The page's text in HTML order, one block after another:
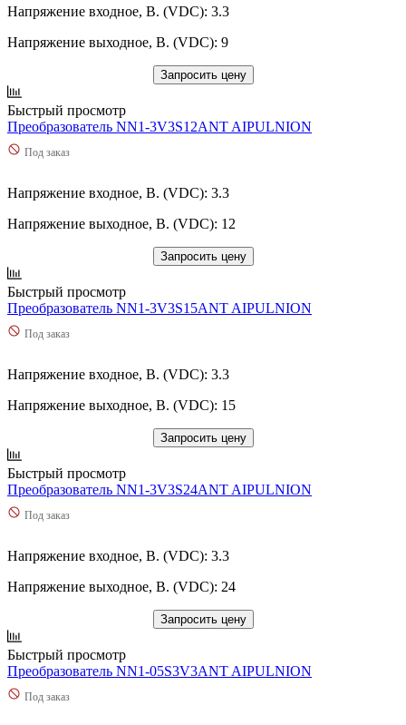
Напряжение входное, В. (VDC): 3.3
Напряжение выходное, В. (VDC): 9
Запросить цену
Быстрый просмотр
Преобразователь NN1-3V3S12ANT AIPULNION
Под заказ
Напряжение входное, В. (VDC): 3.3
Напряжение выходное, В. (VDC): 12
Запросить цену
Быстрый просмотр
Преобразователь NN1-3V3S15ANT AIPULNION
Под заказ
Напряжение входное, В. (VDC): 3.3
Напряжение выходное, В. (VDC): 15
Запросить цену
Быстрый просмотр
Преобразователь NN1-3V3S24ANT AIPULNION
Под заказ
Напряжение входное, В. (VDC): 3.3
Напряжение выходное, В. (VDC): 24
Запросить цену
Быстрый просмотр
Преобразователь NN1-05S3V3ANT AIPULNION
Под заказ